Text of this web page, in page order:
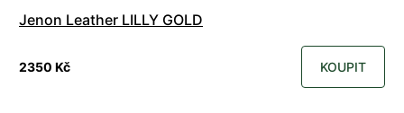
Jenon Leather LILLY GOLD
2350 Kč KOUPIT